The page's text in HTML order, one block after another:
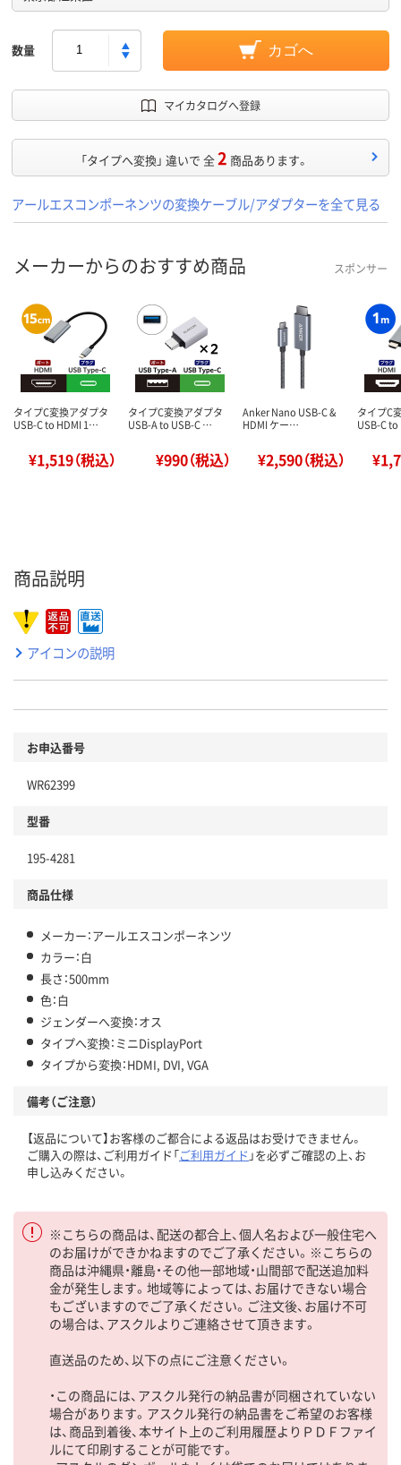
数量 カゴへ
マイカタログへ登録
「タイプへ変換」 違いで 全2 商品あります。
アールエスコンポーネンツの変換ケーブル/アダプターを全て見る
メーカーからのおすすめ商品 スポンサー
タイプC変換アダプタ
USB-C to HDMI 1…
¥1,519（税込）
タイプC変換アダプタ
USB-A to USB-C …
¥990（税込）
Anker Nano USB-C &
HDMI ケー…
¥2,590（税込）
タイプC
USB-C
商品説明
アイコンの説明
お申込番号
WR62399
型番
195-4281
商品仕様
メーカー：アールエスコンポーネンツ
カラー：白
長さ：500mm
色：白
ジェンダーへ変換：オス
タイプへ変換：ミニDisplayPort
タイプから変換：HDMI, DVI, VGA
備考（ご注意）
【返品について】お客様のご都合による返品はお受けできません。
ご購入の際は、ご利用ガイド「ご利用ガイド 」を必ずご確認の上、お
申し込みください。
※こちらの商品は、配送の都合上、個人名および一般住宅へ
のお届けができかねますのでご了承ください。※こちらの
商品は沖縄県・離島・その他一部地域・山間部で配送追加料
金が発生します。地域等によっては、お届けできない場合
もございますのでご了承ください。ご注文後、お届け不可
の場合は、アスクルよりご連絡させて頂きます。
直送品のため、以下の点にご注意ください。
・この商品には、アスクル発行の納品書が同梱されていない
場合があります。アスクル発行の納品書をご希望のお客様
は、商品到着後、本サイト上のご利用履歴よりＰＤＦファイ
ルにて印刷することが可能です。